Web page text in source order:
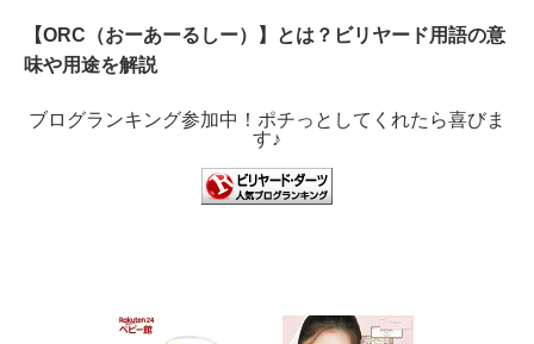
【ORC（おーあーるしー）】とは？ビリヤード用語の意
味や用途を解説
ブログランキング参加中！ポチっとしてくれたら喜びま
す♪